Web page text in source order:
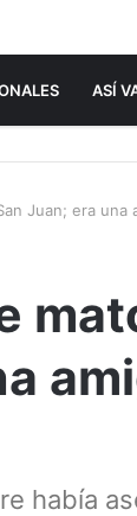
ASÍ
Juan; era una
había